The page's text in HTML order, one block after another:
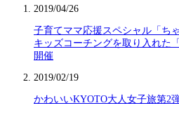
2019/04/26
子育てママ応援スペシャル「ち
キッズコーチングを取り入れた
開催
2019/02/19
かわいいKYOTO大人女子旅第2